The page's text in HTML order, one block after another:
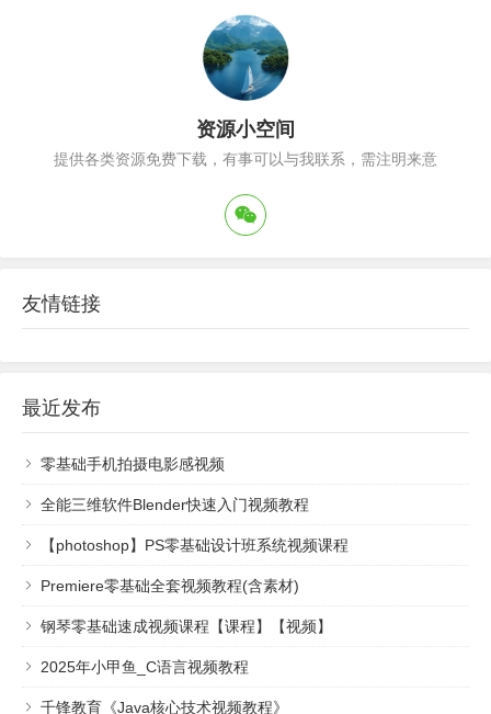
资源小空间
提供各类资源免费下载，有事可以与我联系，需注明来意
友情链接
最近发布
零基础手机拍摄电影感视频
全能三维软件Blender快速入门视频教程
【photoshop】PS零基础设计班系统视频课程
Premiere零基础全套视频教程(含素材)
钢琴零基础速成视频课程【课程】【视频】
2025年小甲鱼_C语言视频教程
千锋教育《Java核心技术视频教程》